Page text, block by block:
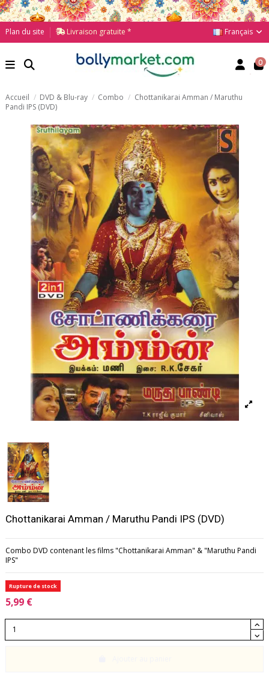
Plan du site Livraison gratuite * Français
0
Accueil DVD & Blu-ray Combo
Chottanikarai Amman / Maruthu
Pandi IPS (DVD)
Chottanikarai Amman / Maruthu Pandi IPS (DVD)
Combo DVD contenant les films "Chottanikarai Amman" & "Maruthu Pandi
IPS"
Rupture de stock
5,99 €